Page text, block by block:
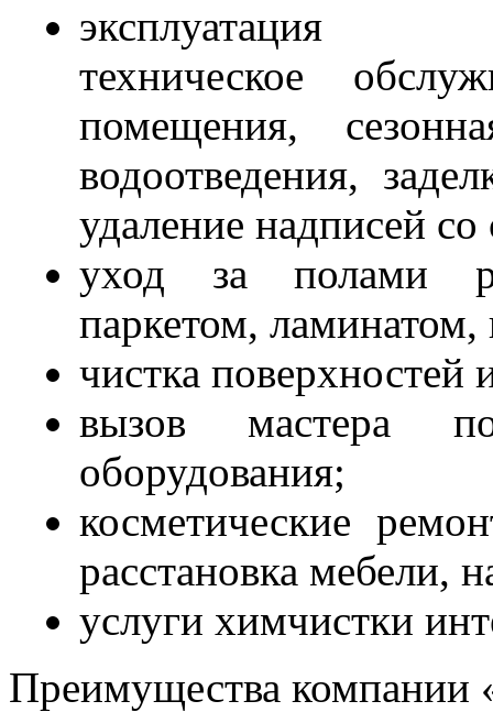
эксплуатация
техническое
помещения,
водоотведения,
удаление надписей со
уход за полами
паркетом,
чистка
вызов мастера
оборудования;
косметические
расстановка мебели,
услуги химчистки
Преимущества компании